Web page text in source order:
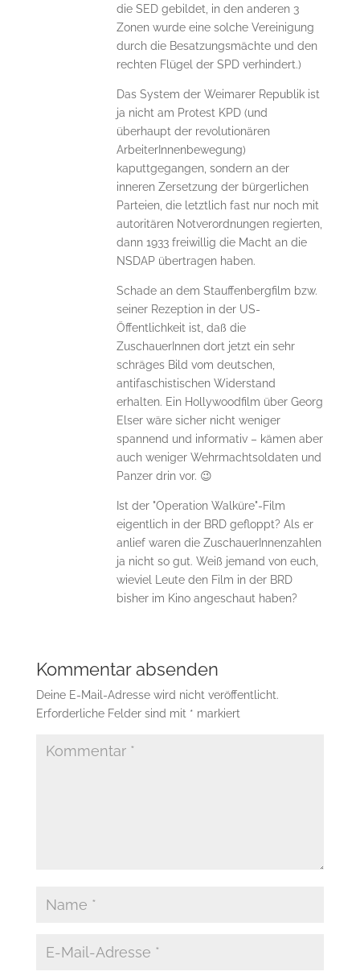
die SED gebildet, in den anderen 3
Zonen wurde eine solche Vereinigung
durch die Besatzungsmächte und den
rechten Flügel der SPD verhindert.)
Das System der Weimarer Republik ist
ja nicht am Protest KPD (und
überhaupt der revolutionären
ArbeiterInnenbewegung)
kaputtgegangen, sondern an der
inneren Zersetzung der bürgerlichen
Parteien, die letztlich fast nur noch mit
autoritären Notverordnungen regierten,
dann 1933 freiwillig die Macht an die
NSDAP übertragen haben.
Schade an dem Stauffenbergfilm bzw.
seiner Rezeption in der US-
Öffentlichkeit ist, daß die
ZuschauerInnen dort jetzt ein sehr
schräges Bild vom deutschen,
antifaschistischen Widerstand
erhalten. Ein Hollywoodfilm über Georg
Elser wäre sicher nicht weniger
spannend und informativ – kämen aber
auch weniger Wehrmachtsoldaten und
Panzer drin vor. 😉
Ist der "Operation Walküre"-Film
eigentlich in der BRD gefloppt? Als er
anlief waren die ZuschauerInnenzahlen
ja nicht so gut. Weiß jemand von euch,
wieviel Leute den Film in der BRD
bisher im Kino angeschaut haben?
Kommentar absenden
Deine E-Mail-Adresse wird nicht veröffentlicht.
Erforderliche Felder sind mit * markiert